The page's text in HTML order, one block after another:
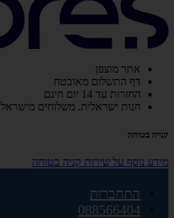
אתר מוצפן
דף התשלום מאובטח
החזרות עד 14 יום חינם
חנות ישראלית. משלוחים מישראל
קנייה בטוחה
מידע נוסף על שירות קניה בטוחה
התחברות
088566404